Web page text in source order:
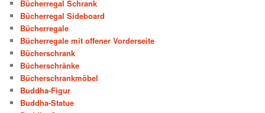
Bücherregal Schrank
Bücherregal Sideboard
Bücherregale
Bücherregale mit offener Vorderseite
Bücherschrank
Bücherschränke
Bücherschrankmöbel
Buddha-Figur
Buddha-Statue